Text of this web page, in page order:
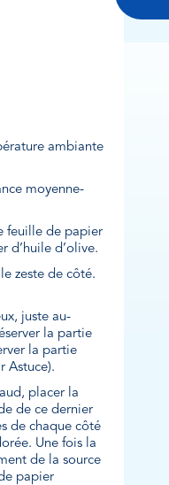
ambiante
moyenne-
feuille de papier
d’huile d’olive.
zeste de côté.
juste au-
la partie
la partie
Astuce).
placer la
de ce dernier
de chaque côté
Une fois la
de la source
papier